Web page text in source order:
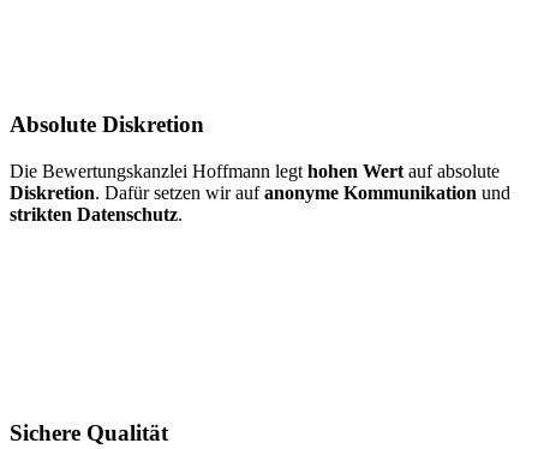
Absolute Diskretion
Die Bewertungskanzlei Hoffmann legt hohen Wert auf absolute
Diskretion. Dafür setzen wir aufanonyme Kommunikation und
strikten Datenschutz.
Sichere Qualität